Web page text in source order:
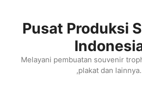
Pusat Produksi
Melayani pembuatan souvenir
,plakat dan lainnya.